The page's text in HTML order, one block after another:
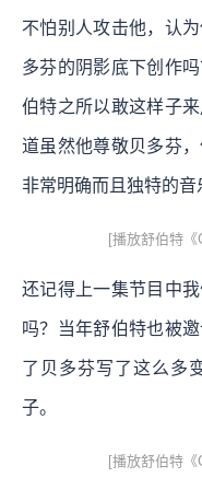
不怕别人攻击他，认
多芬的阴影底下创作
伯特之所以敢这样子
道虽然他尊敬贝多芬
非常明确而且独特的音
[播放舒伯特
还记得上一集节目中
吗？当年舒伯特也被
了贝多芬写了这么多
子。
[播放舒伯特